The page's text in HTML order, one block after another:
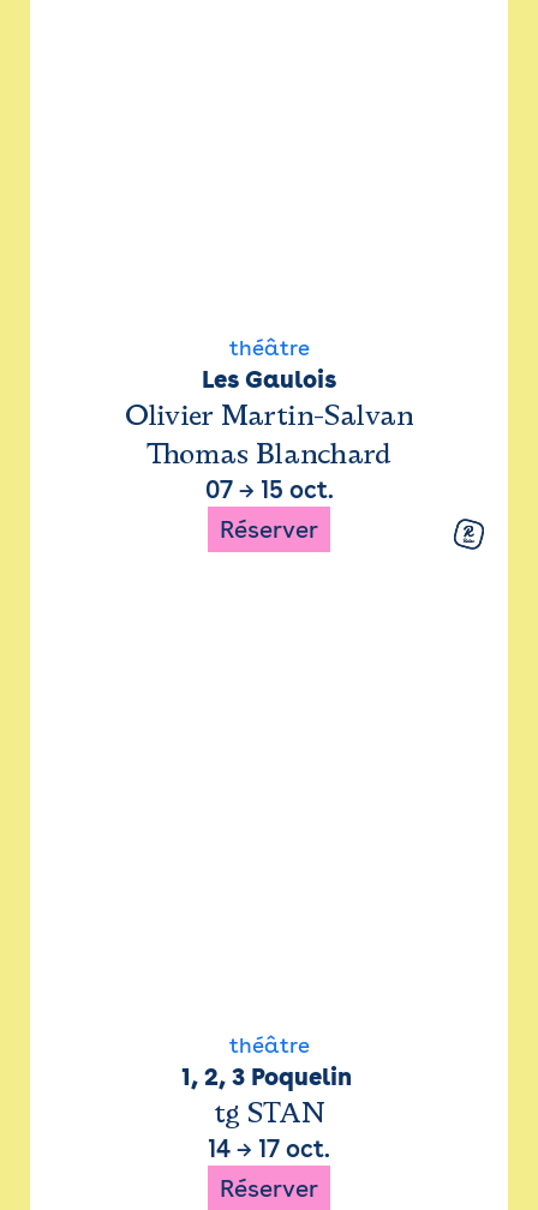
théâtre
Les Gaulois
Olivier Martin-Salvan
Thomas Blanchard
07→ 15 oct.
Réserver
théâtre
1, 2, 3 Poquelin
tg STAN
14 → 17 oct.
Réserver